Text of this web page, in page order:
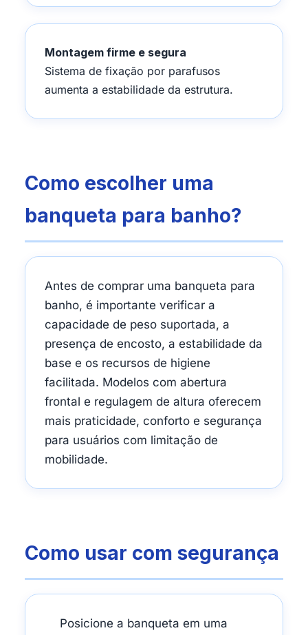
Montagem firme e segura
Sistema de fixação por parafusos
aumenta a estabilidade da estrutura.
Como escolher uma
banqueta para banho?
Antes de comprar uma banqueta para
banho, é importante verificar a
capacidade de peso suportada, a
presença de encosto, a estabilidade da
base e os recursos de higiene
facilitada. Modelos com abertura
frontal e regulagem de altura oferecem
mais praticidade, conforto e segurança
para usuários com limitação de
mobilidade.
Como usar com segurança
Posicione a banqueta em uma